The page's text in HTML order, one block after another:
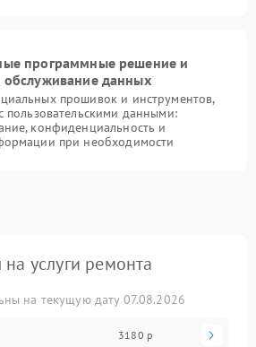
программные решение и
обслуживание данных
прошивок и инструментов,
пользовательскими данными:
конфиденциальность и
при необходимости
услуги ремонта
на текущую дату 07.08.2026
3180 р